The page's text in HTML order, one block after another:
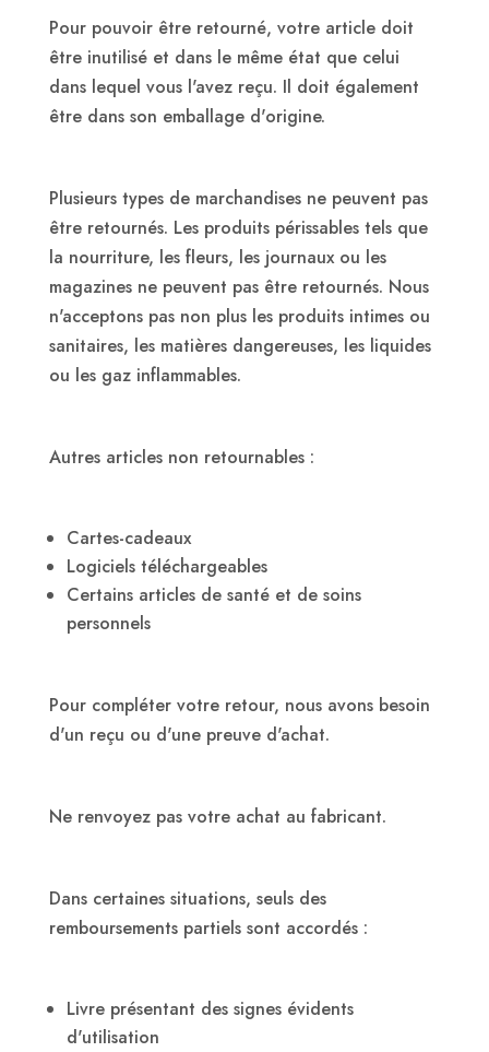
Pour pouvoir être retourné, votre article doit
être inutilisé et dans le même état que celui
dans lequel vous l'avez reçu. Il doit également
être dans son emballage d'origine.
Plusieurs types de marchandises ne peuvent pas
être retournés. Les produits périssables tels que
la nourriture, les fleurs, les journaux ou les
magazines ne peuvent pas être retournés. Nous
n'acceptons pas non plus les produits intimes ou
sanitaires, les matières dangereuses, les liquides
ou les gaz inflammables.
Autres articles non retournables :
Cartes-cadeaux
Logiciels téléchargeables
Certains articles de santé et de soins
personnels
Pour compléter votre retour, nous avons besoin
d'un reçu ou d'une preuve d'achat.
Ne renvoyez pas votre achat au fabricant.
Dans certaines situations, seuls des
remboursements partiels sont accordés :
Livre présentant des signes évidents
d'utilisation